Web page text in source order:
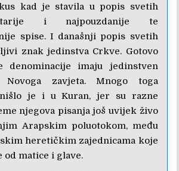
kad je stavila u popis svetih
i najpouzdanije te
spise. I današnji popis svetih
znak jedinstva Crkve. Gotovo
denominacije imaju jedinstven
zavjeta. Mnogo toga
je i u Kuran, jer su razne
njegova pisanja još uvijek živo
Arapskim poluotokom, među
heretičkim zajednicama koje
od matice i glave.